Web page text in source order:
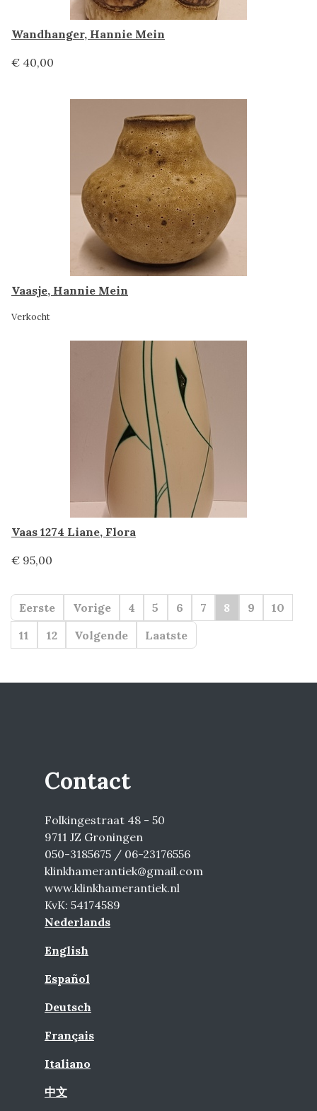
Wandhanger, Hannie Mein
€ 40,00
Vaasje, Hannie Mein
Verkocht
Vaas 1274 Liane, Flora
€ 95,00
Eerste Vorige 4 5 6 7 8 9
10
11
12 Volgende Laatste
Contact
Folkingestraat 48 - 50
9711 JZ Groningen
050-3185675 / 06-23176556
klinkhamerantiek@gmail.com
www.klinkhamerantiek.nl
KvK: 54174589
Nederlands
English
Español
Deutsch
Français
Italiano
中文